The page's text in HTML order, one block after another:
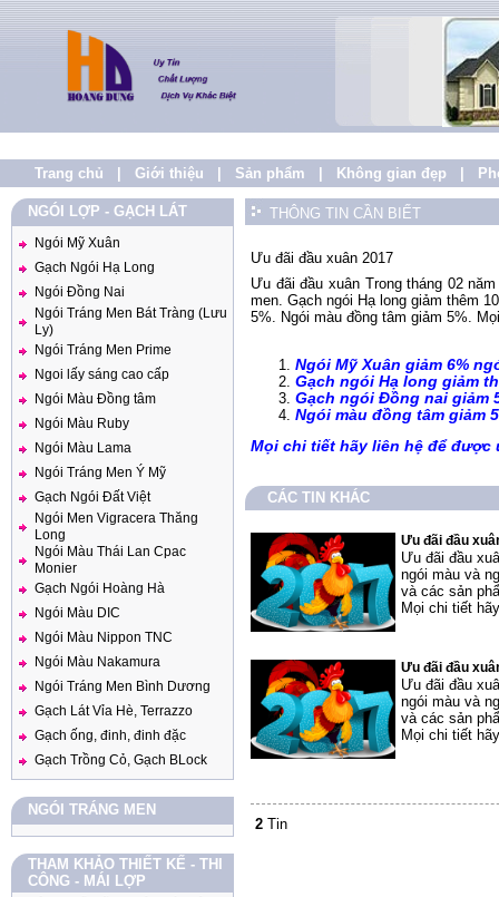
Trang chủ Giới thiệu Sản phẩm Không gian đẹp
NGÓI LỢP - GẠCH LÁT
Ngói Mỹ Xuân
Gạch Ngói Hạ Long
Ngói Đồng Nai
Ngói Tráng Men Bát Tràng (Lưu
Ly)
Ngói Tráng Men Prime
Ngoi lấy sáng cao cấp
Ngói Màu Đồng tâm
Ngói Màu Ruby
Ngói Màu Lama
Ngói Tráng Men Ý Mỹ
Gạch Ngói Đất Việt
Ngói Men Vigracera Thăng
Long
Ngói Màu Thái Lan Cpac
Monier
Gạch Ngói Hoàng Hà
Ngói Màu DIC
Ngói Màu Nippon TNC
Ngói Màu Nakamura
Ngói Tráng Men Bình Dương
Gạch Lát Vỉa Hè, Terrazzo
Gạch ống, đinh, đinh đặc
Gạch Trồng Cỏ, Gạch BLock
NGÓI TRÁNG MEN
THAM KHẢO THIẾT KẾ - THI
CÔNG - MÁI LỢP
THÔNG TIN CẦN BIẾT
Ưu đãi đầu xuân 2017
Ưu đãi đầu xuân Trong tháng 02
men. Gạch ngói Hạ long giảm thêm
5%. Ngói màu đồng tâm giảm 5%.
Ngói Mỹ Xuân giảm 6%
Gạch ngói Hạ long giảm
Gạch ngói Đồng nai giảm
Ngói màu đồng tâm giảm
Mọi chi tiết hãy liên hệ để được
CÁC TIN KHÁC
Ưu đãi đầu
Ưu đãi đầu
ngói màu và
và các sản
Mọi chi tiết
Ưu đãi đầu
Ưu đãi đầu
ngói màu và
và các sản
Mọi chi tiết
2 Tin